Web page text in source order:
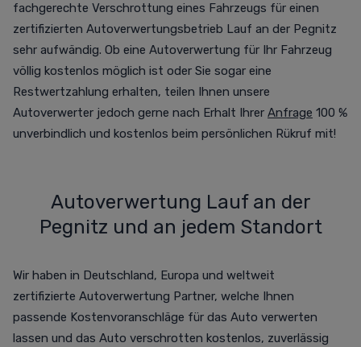
fachgerechte Verschrottung eines Fahrzeugs für einen
zertifizierten Autoverwertungsbetrieb Lauf an der Pegnitz
sehr aufwändig. Ob eine Autoverwertung für Ihr Fahrzeug
völlig kostenlos möglich ist oder Sie sogar eine
Restwertzahlung erhalten, teilen Ihnen unsere
Autoverwerter jedoch gerne nach Erhalt Ihrer Anfrage 100 %
unverbindlich und kostenlos beim persönlichen Rükruf mit!
Autoverwertung Lauf an der
Pegnitz und an jedem Standort
Wir haben in Deutschland, Europa und weltweit
zertifizierte Autoverwertung Partner, welche Ihnen
passende Kostenvoranschläge für das Auto verwerten
lassen und das Auto verschrotten kostenlos, zuverlässig